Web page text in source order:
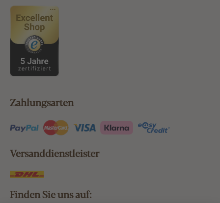
Zahlungsarten
Versanddienstleister
Finden Sie uns auf: